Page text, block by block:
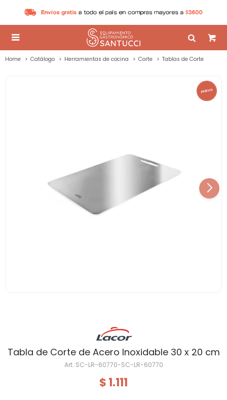

Home Catálogo Herramientas de cocina Corte Tablas de Corte
Tabla de Corte de Acero Inoxidable 30 x 20 cm
SC-LR-60770-SC-LR-60770
$ 1.111